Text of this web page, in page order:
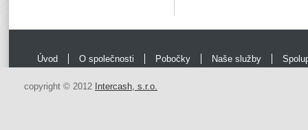
Úvod O společnosti Pobočky Naše služby
copyright © 2012 Intercash, s.r.o.